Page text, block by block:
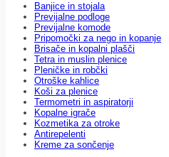
Banjice in stojala
Previjalne podloge
Previjalne komode
Pripomočki za nego in kopanje
Brisače in kopalni plašči
Tetra in muslin plenice
Pleničke in robčki
Otroške kahlice
Koši za plenice
Termometri in aspiratorji
Kopalne igrače
Kozmetika za otroke
Antirepelenti
Kreme za sončenje